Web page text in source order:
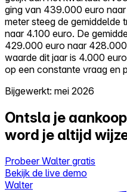
ging van 439.000 euro
meter steeg de gemiddelde
naar 4.100 euro. De
429.000 euro naar
waarde dit jaar is 4.000
op een constante vraag en
Bijgewerkt: mei 2026
Ontsla je
word je altijd
Probeer Walter gratis
Bekijk de live demo
Walter